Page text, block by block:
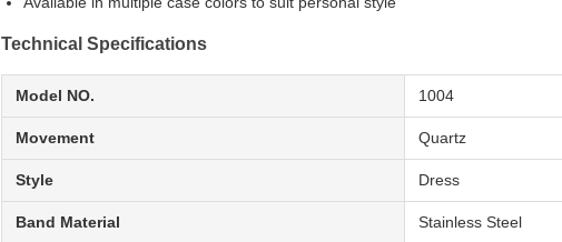
Technical Specifications
Model NO. 1004
Movement Quartz
Style Dress
Band Material Stainless Steel